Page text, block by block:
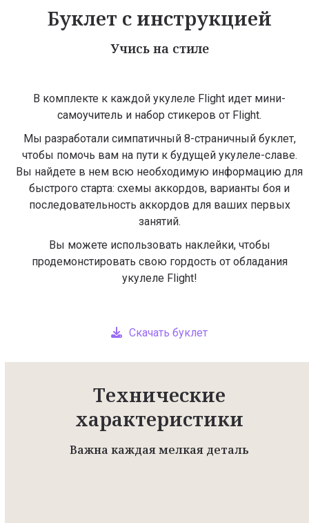
Буклет с инструкцией
Учись на стиле
В комплекте к каждой укулеле Flight идет мини-
самоучитель и набор стикеров от Flight.
Мы разработали симпатичный 8-страничный буклет,
чтобы помочь вам на пути к будущей укулеле-славе.
Вы найдете в нем всю необходимую информацию для
быстрого старта: схемы аккордов, варианты боя и
последовательность аккордов для ваших первых
занятий.
Вы можете использовать наклейки, чтобы
продемонстировать свою гордость от обладания
укулеле Flight!
Скачать буклет
Технические
характеристики
Важна каждая мелкая деталь